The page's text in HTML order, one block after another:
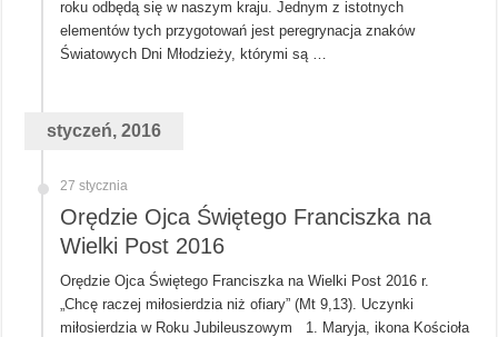
roku odbędą się w naszym kraju. Jednym z istotnych
elementów tych przygotowań jest peregrynacja znaków
Światowych Dni Młodzieży, którymi są …
styczeń, 2016
27 stycznia
Orędzie Ojca Świętego Franciszka na
Wielki Post 2016
Orędzie Ojca Świętego Franciszka na Wielki Post 2016 r.
„Chcę raczej miłosierdzia niż ofiary” (Mt 9,13). Uczynki
miłosierdzia w Roku Jubileuszowym 1. Maryja, ikona Kościoła